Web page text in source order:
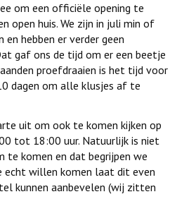
om een officiële opening te
open huis. We zijn in juli min of
hebben er verder geen
gaf ons de tijd om er een beetje
proefdraaien is het tijd voor
dagen om alle klusjes af te
uit om ook te komen kijken op
tot 18:00 uur. Natuurlijk is niet
te komen en dat begrijpen we
echt willen komen laat dit even
kunnen aanbevelen (wij zitten